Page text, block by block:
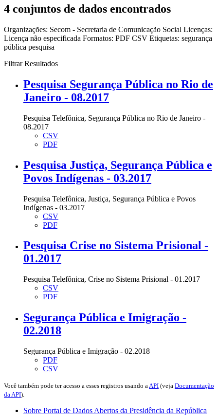
4 conjuntos de dados encontrados
Organizações: Secom - Secretaria de Comunicação Social Licenças:
Licença não especificada Formatos: PDF CSV Etiquetas: segurança
pública pesquisa
Filtrar Resultados
Pesquisa Segurança Pública no Rio de
Janeiro - 08.2017
Pesquisa Telefônica, Segurança Pública no Rio de Janeiro -
08.2017
CSV
PDF
Pesquisa Justiça, Segurança Pública e
Povos Indígenas - 03.2017
Pesquisa Telefônica, Justiça, Segurança Pública e Povos
Indígenas - 03.2017
CSV
PDF
Pesquisa Crise no Sistema Prisional -
01.2017
Pesquisa Telefônica, Crise no Sistema Prisional - 01.2017
CSV
PDF
Segurança Pública e Imigração -
02.2018
Segurança Pública e Imigração - 02.2018
PDF
CSV
Você também pode ter acesso a esses registros usando aAPI (veja Documentação
da API).
Sobre Portal de Dados Abertos da Presidência da República